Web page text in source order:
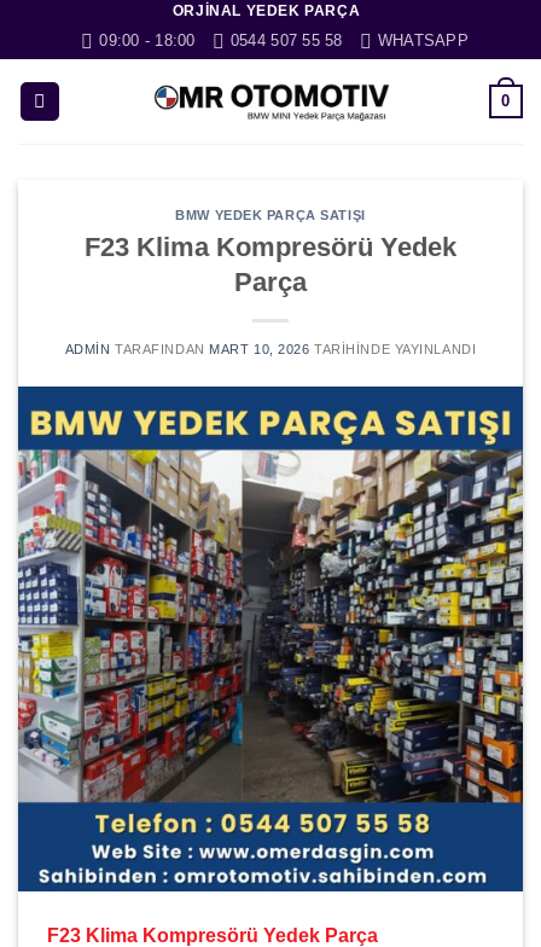
ORJINAL YEDEK PARÇA
09:00 - 18:00 0544 507 55 58 WHATSAPP
0
BMW YEDEK PARÇA SATIŞI
F23 Klima Kompresörü Yedek
Parça
ADMIN TARAFINDAN MART 10, 2026 TARIHINDE YAYINLANDI
F23 Klima Kompresörü Yedek Parça